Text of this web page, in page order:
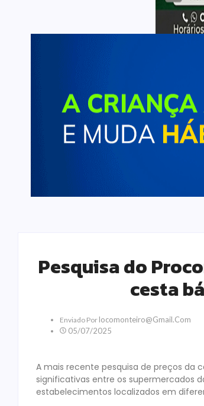
Pesquisa do
cesta
Enviado Por Locomonteiro@gmail.com
05/07/2025
A mais recente pesquisa de preços da
significativas entre os supermercados
estabelecimentos localizados em